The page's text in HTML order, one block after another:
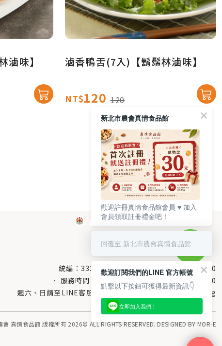
滷味】 滷香鴨舌(7入)【鬍鬚林滷味】
NT$120 120
統編：33378005 服務電話： 0800-666-980
服務時間：每週一至週五AM 8：10～PM 5：00
週六、日請至LINE客服留言 LINE@帳號搜尋：@uboxorg
真情食品館 版權所有 2026© ALL RIGHTS RESERVED. DESIGNED BY MOR-E
新北市農會真情食品館
歡迎註冊真情食品館會員 ♥️ 加入
會員領取註冊禮金吧！
回覆至 新北市農會真情食品館
歡迎訂閱我們的LINE 官方帳號
點擊以下按鈕可獲得最新資訊👇
立即加入我們！